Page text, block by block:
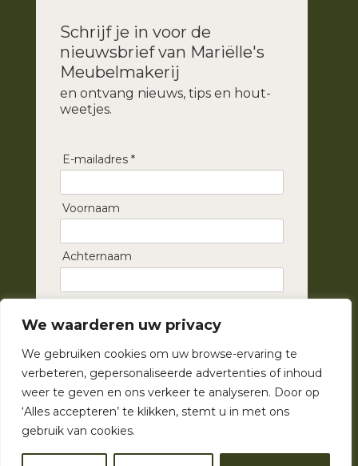
We waarderen uw privacy
We gebruiken cookies om uw browse-ervaring te
verbeteren, gepersonaliseerde advertenties of inhoud
weer te geven en ons verkeer te analyseren. Door op
‘Alles accepteren’ te klikken, stemt u in met ons
gebruik van cookies.
Schrijf je in voor de
nieuwsbrief van Mariëlle's
Meubelmakerij
en ontvang nieuws, tips en hout-
weetjes.
E-mailadres *
Voornaam
Achternaam
Inschrijven ➞
© Mariëlle’s Meubelmakerij |
voorwaarden| Webdesign byWebHuggers